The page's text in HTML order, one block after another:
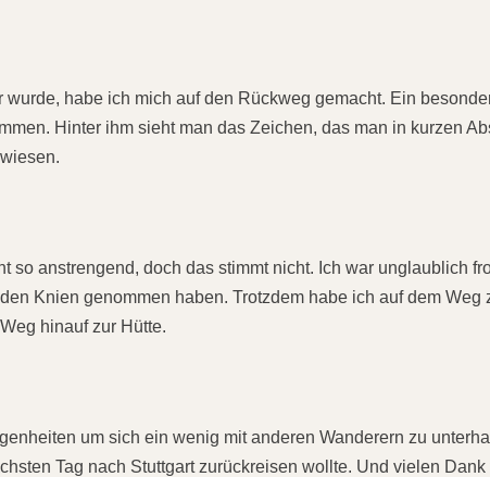
habe ich mich auf den Rückweg gemacht. Ein
Hinter ihm sieht man das Zeichen, das man in kurzen
so anstrengend, doch das stimmt nicht. Ich war unglaublich
Knien genommen haben. Trotzdem habe ich auf dem Weg
hinauf zur Hütte.
um sich ein wenig mit anderen Wanderern zu
Tag nach Stuttgart zurückreisen wollte. Und vielen Dank